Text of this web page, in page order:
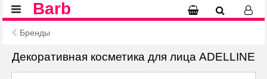
Barb
Бренды
Декоративная косметика для лица ADELLINE